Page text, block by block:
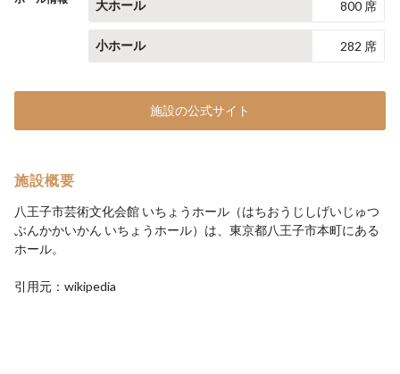
大ホール 800 席
小ホール 282 席
施設の公式サイト
施設概要
八王子市芸術文化会館 いちょうホール（はちおうじしげいじゅつ
ぶんかかいかん いちょうホール）は、東京都八王子市本町にある
ホール。
引用元：wikipedia